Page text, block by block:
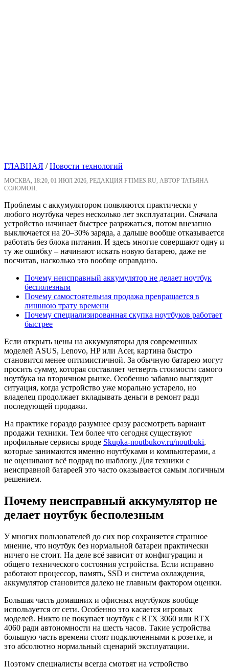
ГЛАВНАЯ /Новости технологий
МОСКВА, 18:20, 01 ИЮЛ 2026, РЕДАКЦИЯ FTIMES.RU, АВТОР ТАТЬЯНА
СОЛОМОН.
Проблемы с аккумулятором появляются практически у
любого ноутбука через несколько лет эксплуатации. Сначала
устройство начинает быстрее разряжаться, потом внезапно
выключается на 20–30% заряда, а дальше вообще отказывается
работать без блока питания. И здесь многие совершают одну и
ту же ошибку – начинают искать новую батарею, даже не
посчитав, насколько это вообще оправдано.
Почему неисправный аккумулятор не делает ноутбук
бесполезным
Почему самостоятельная продажа превращается в
лишнюю трату времени
Почему специализированная скупка ноутбуков работает
быстрее
Если открыть цены на аккумуляторы для современных
моделей ASUS, Lenovo, HP или Acer, картина быстро
становится менее оптимистичной. За обычную батарею могут
просить сумму, которая составляет четверть стоимости самого
ноутбука на вторичном рынке. Особенно забавно выглядит
ситуация, когда устройство уже морально устарело, но
владелец продолжает вкладывать деньги в ремонт ради
последующей продажи.
На практике гораздо разумнее сразу рассмотреть вариант
продажи техники. Тем более что сегодня существуют
профильные сервисы вроде Skupka-noutbukov.ru/noutbuki,
которые занимаются именно ноутбуками и компьютерами, а
не оценивают всё подряд по шаблону. Для техники с
неисправной батареей это часто оказывается самым логичным
решением.
Почему неисправный аккумулятор не
делает ноутбук бесполезным
У многих пользователей до сих пор сохраняется странное
мнение, что ноутбук без нормальной батареи практически
ничего не стоит. На деле всё зависит от конфигурации и
общего технического состояния устройства. Если исправно
работают процессор, память, SSD и система охлаждения,
аккумулятор становится далеко не главным фактором оценки.
Большая часть домашних и офисных ноутбуков вообще
используется от сети. Особенно это касается игровых
моделей. Никто не покупает ноутбук с RTX 3060 или RTX
4060 ради автономности на шесть часов. Такие устройства
большую часть времени стоят подключенными к розетке, и
это абсолютно нормальный сценарий эксплуатации.
Поэтому специалисты всегда смотрят на устройство